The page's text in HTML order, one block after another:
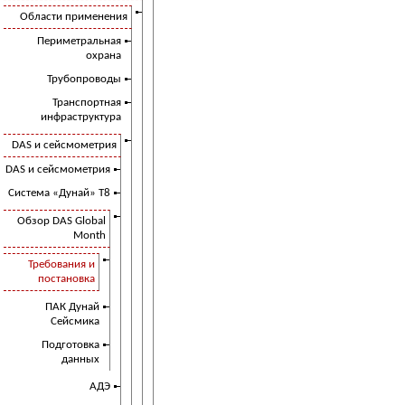
Области применения
Периметральная
охрана
Трубопроводы
Транспортная
инфраструктура
DAS и сейсмометрия
DAS и сейсмометрия
Система «Дунай» Т8
Обзор DAS Global
Month
Требования и
постановка
ПАК Дунай
Сейсмика
Подготовка
данных
АДЭ